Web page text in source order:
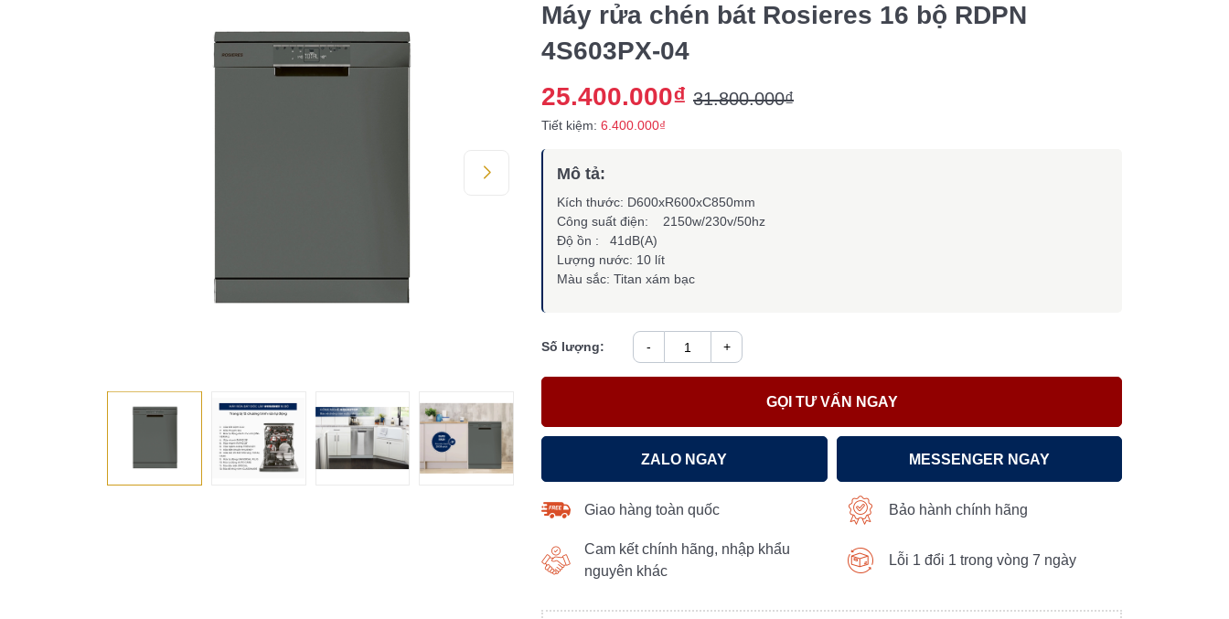
Máy rửa chén bát Rosieres 16 bộ RDPN
4S603PX-04
25.400.000₫ 31.800.000₫
Tiết kiệm: 6.400.000₫
Mô tả:
Kích thước: D600xR600xC850mm
Công suất điện: 2150w/230v/50hz
Độ ồn : 41dB(A)
Lượng nước: 10 lít
Màu sắc: Titan xám bạc
Số lượng: - +
GỌI TƯ VẤN NGAY
ZALO NGAY MESSENGER NGAY
Giao hàng toàn quốc Bảo hành chính hãng
Cam kết chính hãng, nhập khẩu
nguyên khác
Lỗi 1 đổi 1 trong vòng 7 ngày